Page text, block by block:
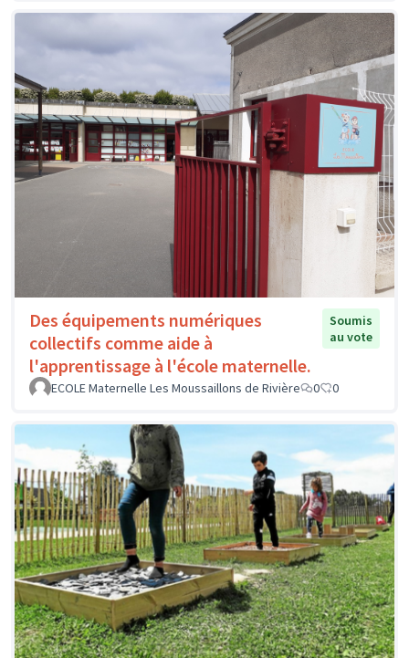
Des équipements numériques
collectifs comme aide à
l'apprentissage à l'école maternelle.
Soumis
au vote
ECOLE Maternelle Les Moussaillons de Rivière 0 0